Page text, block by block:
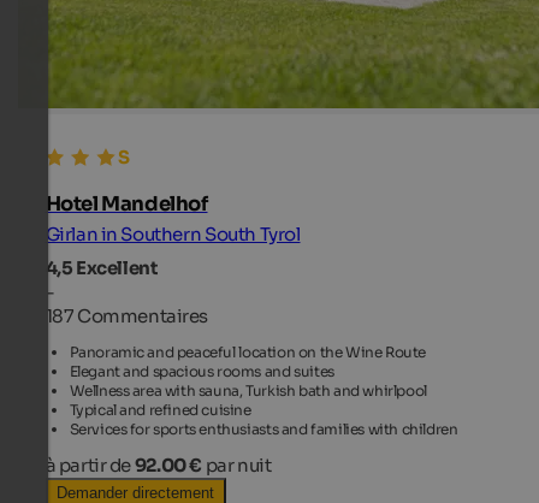
Hotel Mandelhof
Girlan in Southern South Tyrol
4,5 Excellent
-
187 Commentaires
Panoramic and peaceful location on the Wine Route
Elegant and spacious rooms and suites
Wellness area with sauna, Turkish bath and whirlpool
Typical and refined cuisine
Services for sports enthusiasts and families with children
à partir de92.00 € par nuit
Demander directement